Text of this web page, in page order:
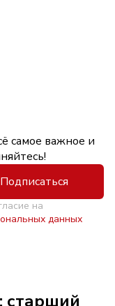
самое важное и
Подписаться
на
данных
старший